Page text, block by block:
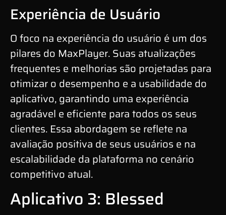
Experiência de Usuário
O foco na experiência do usuário é um dos
pilares do MaxPlayer. Suas atualizações
frequentes e melhorias são projetadas para
otimizar o desempenho e a usabilidade do
aplicativo, garantindo uma experiência
agradável e eficiente para todos os seus
clientes. Essa abordagem se reflete na
avaliação positiva de seus usuários e na
escalabilidade da plataforma no cenário
competitivo atual.
Aplicativo 3: Blessed